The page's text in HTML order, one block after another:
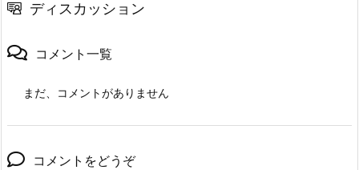
ディスカッション
コメント一覧
まだ、コメントがありません
コメントをどうぞ